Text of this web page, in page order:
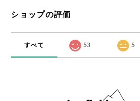
ショップの評価
すべて 53 5